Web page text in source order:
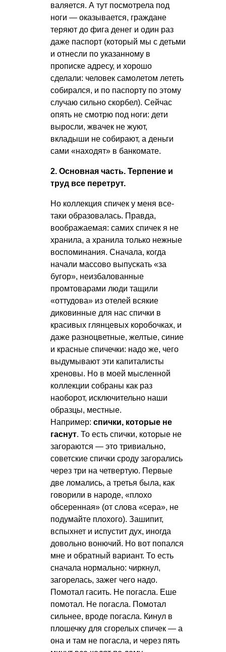
валяется. А тут посмотрела под
ноги — оказывается, граждане
теряют до фига денег и один раз
даже паспорт (который мы с детьми
и отнесли по указанному в
прописке адресу, и хорошо
сделали: человек самолетом лететь
собирался, и по паспорту по этому
случаю сильно скорбел). Сейчас
опять не смотрю под ноги: дети
выросли, жвачек не жуют,
вкладыши не собирают, а деньги
сами «находят» в банкомате.
2. Основная часть. Терпение и
труд все перетрут.
Но коллекция спичек у меня все-
таки образовалась. Правда,
воображаемая: самих спичек я не
хранила, а хранила только нежные
воспоминания. Сначала, когда
начали массово выпускать «за
бугор», неизбалованные
промтоварами люди тащили
«оттудова» из отелей всякие
диковинные для нас спички в
красивых глянцевых коробочках, и
даже разноцветные, желтые, синие
и красные спичечки: надо же, чего
выдумывают эти капиталисты
хреновы. Но в моей мысленной
коллекции собраны как раз
наоборот, исключительно наши
образцы, местные.
Например: спички, которые не
гаснут. То есть спички, которые не
загораются — это тривиально,
советские спички сроду загорались
через три на четвертую. Первые
две ломались, а третья была, как
говорили в народе, «плохо
обсеренная» (от слова «сера», не
подумайте плохого). Зашипит,
вспыхнет и испустит дух, иногда
довольно вонючий. Но вот попался
мне и обратный вариант. То есть
сначала нормально: чиркнул,
загорелась, зажег чего надо.
Помотал гасить. Не погасла. Еше
помотал. Не погасла. Помотал
сильнее, вроде погасла. Кинул в
плошечку для сгорелых спичек — а
она и там не погасла, и через пять